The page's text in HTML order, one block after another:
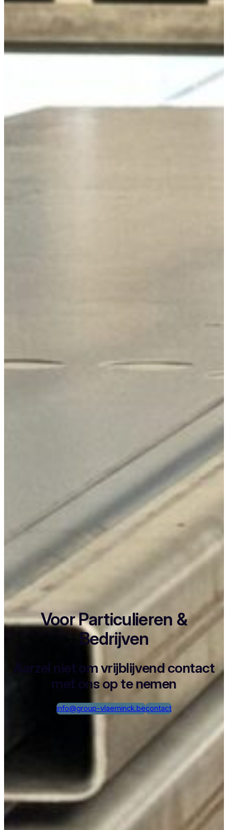
Voor Particulieren &
Bedrijven
Aarzel niet om vrijblijvend contact
met ons op te nemen
info@group-vlaeminck.becontact